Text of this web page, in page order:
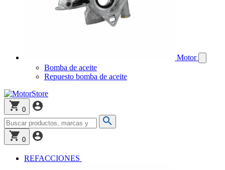
Motor
Bomba de aceite
Repuesto bomba de aceite
0
0
REFACCIONES